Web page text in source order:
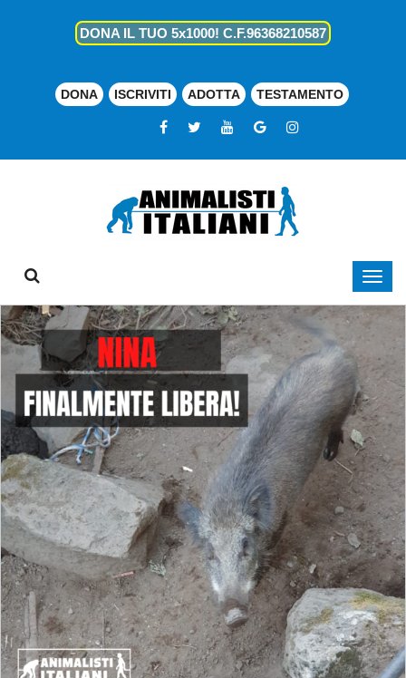
DONA IL TUO 5x1000! C.F.96368210587
DONA ISCRIVITI ADOTTA TESTAMENTO